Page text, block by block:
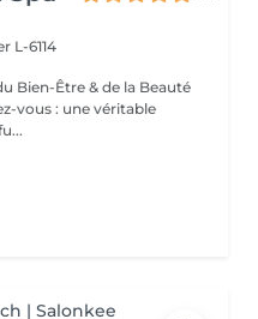
L-6114
Bien-Être & de la Beauté
vous : une véritable